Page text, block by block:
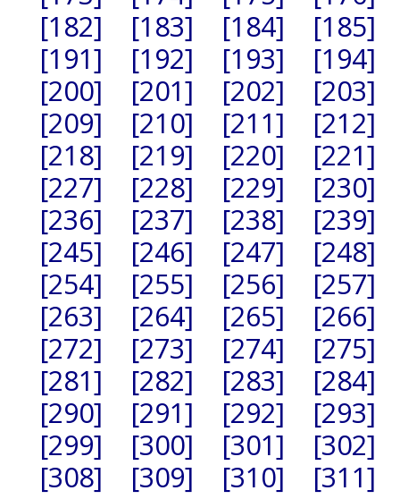
[182]
[183] [184]
[185]
[191]
[192] [193]
[194]
[200]
[201] [202]
[203]
[209]
[210] [211]
[212]
[218]
[219] [220]
[221]
[227]
[228] [229]
[230]
[236]
[237] [238]
[239]
[245]
[246] [247]
[248]
[254]
[255] [256]
[257]
[263]
[264] [265]
[266]
[272]
[273] [274]
[275]
[281]
[282] [283]
[284]
[290]
[291] [292]
[293]
[299]
[300] [301]
[302]
[308]
[309] [310]
[311]